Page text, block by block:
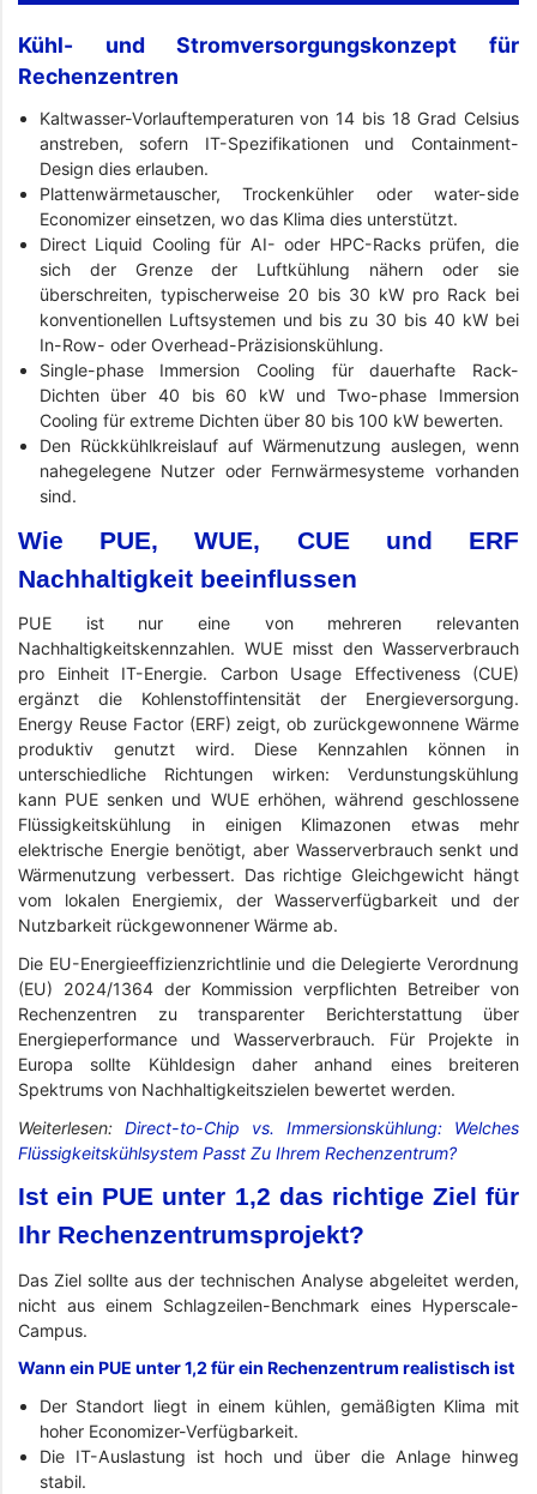
Kühl- und Stromversorgungskonzept für
Rechenzentren
Kaltwasser-Vorlauftemperaturen von 14 bis 18 Grad Celsius
anstreben, sofern IT-Spezifikationen und Containment-
Design dies erlauben.
Plattenwärmetauscher, Trockenkühler oder water-side
Economizer einsetzen, wo das Klima dies unterstützt.
Direct Liquid Cooling für AI- oder HPC-Racks prüfen, die
sich der Grenze der Luftkühlung nähern oder sie
überschreiten, typischerweise 20 bis 30 kW pro Rack bei
konventionellen Luftsystemen und bis zu 30 bis 40 kW bei
In-Row- oder Overhead-Präzisionskühlung.
Single-phase Immersion Cooling für dauerhafte Rack-
Dichten über 40 bis 60 kW und Two-phase Immersion
Cooling für extreme Dichten über 80 bis 100 kW bewerten.
Den Rückkühlkreislauf auf Wärmenutzung auslegen, wenn
nahegelegene Nutzer oder Fernwärmesysteme vorhanden
sind.
Wie PUE, WUE, CUE und ERF
Nachhaltigkeit beeinflussen
PUE ist nur eine von mehreren relevanten
Nachhaltigkeitskennzahlen. WUE misst den Wasserverbrauch
pro Einheit IT-Energie. Carbon Usage Effectiveness (CUE)
ergänzt die Kohlenstoffintensität der Energieversorgung.
Energy Reuse Factor (ERF) zeigt, ob zurückgewonnene Wärme
produktiv genutzt wird. Diese Kennzahlen können in
unterschiedliche Richtungen wirken: Verdunstungskühlung
kann PUE senken und WUE erhöhen, während geschlossene
Flüssigkeitskühlung in einigen Klimazonen etwas mehr
elektrische Energie benötigt, aber Wasserverbrauch senkt und
Wärmenutzung verbessert. Das richtige Gleichgewicht hängt
vom lokalen Energiemix, der Wasserverfügbarkeit und der
Nutzbarkeit rückgewonnener Wärme ab.
Die EU-Energieeffizienzrichtlinie und die Delegierte Verordnung
(EU) 2024/1364 der Kommission verpflichten Betreiber von
Rechenzentren zu transparenter Berichterstattung über
Energieperformance und Wasserverbrauch. Für Projekte in
Europa sollte Kühldesign daher anhand eines breiteren
Spektrums von Nachhaltigkeitszielen bewertet werden.
Weiterlesen: Direct-to-Chip vs. Immersionskühlung: Welches
Flüssigkeitskühlsystem Passt Zu Ihrem Rechenzentrum?
Ist ein PUE unter 1,2 das richtige Ziel für
Ihr Rechenzentrumsprojekt?
Das Ziel sollte aus der technischen Analyse abgeleitet werden,
nicht aus einem Schlagzeilen-Benchmark eines Hyperscale-
Campus.
Wann ein PUE unter 1,2 für ein Rechenzentrum realistisch ist
Der Standort liegt in einem kühlen, gemäßigten Klima mit
hoher Economizer-Verfügbarkeit.
Die IT-Auslastung ist hoch und über die Anlage hinweg
stabil.